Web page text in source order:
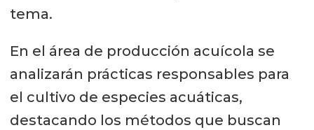
tema.
En el área de producción acuícola se
analizarán prácticas responsables para
el cultivo de especies acuáticas,
destacando los métodos que buscan